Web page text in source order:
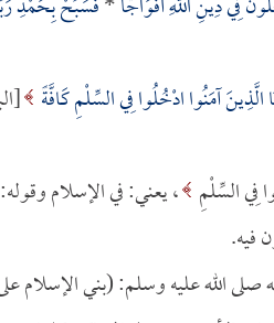
الَّذِينَ آمَنُوا ادْخُلُوا فِي السِّلْمِ كَافَّةً
فِي السِّلْمِ ، يعني: في الإسلام
فيه.
صلى الله عليه وسلم: (بني